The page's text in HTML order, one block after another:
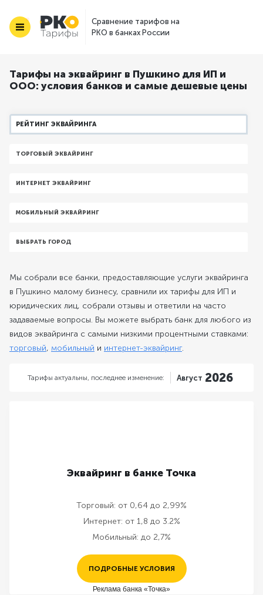
Сравнение тарифов на
РКО в банках России
Тарифы на эквайринг в Пушкино для ИП и
ООО: условия банков и самые дешевые цены
РЕЙТИНГ ЭКВАЙРИНГА
ТОРГОВЫЙ ЭКВАЙРИНГ
ИНТЕРНЕТ ЭКВАЙРИНГ
МОБИЛЬНЫЙ ЭКВАЙРИНГ
ВЫБРАТЬ ГОРОД
Мы собрали все банки, предоставляющие услуги эквайринга
в Пушкино малому бизнесу, сравнили их тарифы для ИП и
юридических лиц, собрали отзывы и ответили на часто
задаваемые вопросы. Вы можете выбрать банк для любого из
видов эквайринга с самыми низкими процентными ставками:
торговый, мобильный и интернет-эквайринг.
Тарифы актуальны, последнее изменение: Август 2026
Эквайринг в банке Точка
Торговый: от 0,64 до 2,99%
Интернет: от 1,8 до 3.2%
Мобильный: до 2,7%
ПОДРОБНЫЕ УСЛОВИЯ
Реклама банка «Точка»